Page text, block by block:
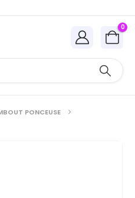
0
PONCEUSE